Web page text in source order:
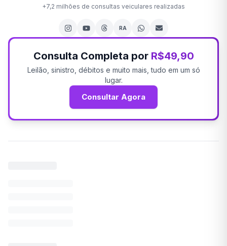
+7,2 milhões de consultas veiculares realizadas
RA
Consulta Completa por R$49,90
Leilão, sinistro, débitos e muito mais, tudo em um só
lugar.
Consultar Agora